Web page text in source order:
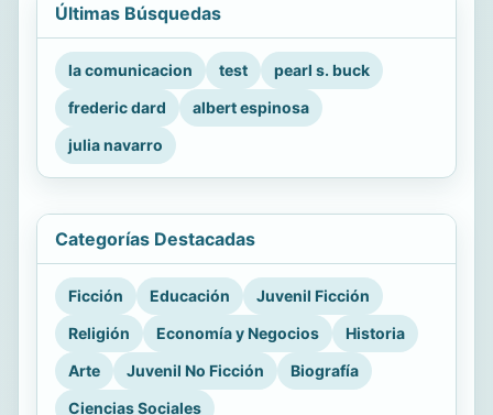
Últimas Búsquedas
la comunicacion test
pearl s. buck
frederic dard
albert espinosa
julia navarro
Categorías Destacadas
Ficción Educación
Juvenil Ficción
Religión
Economía y Negocios
Historia
Arte
Juvenil No Ficción
Biografía
Ciencias Sociales